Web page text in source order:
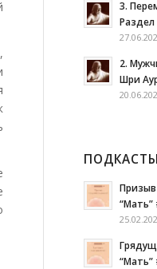
3.
Раздел
2.
Шри
ПОДКАСТЫ
Призыв
“Мать”
“Мать”